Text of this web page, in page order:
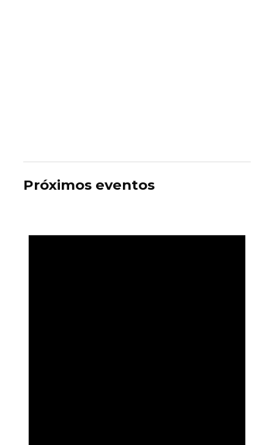
Próximos eventos